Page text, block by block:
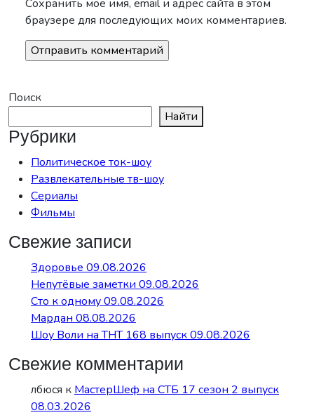
Сохранить моё имя, email и адрес сайта в этом
браузере для последующих моих комментариев.
Поиск
Найти
Рубрики
Политическое ток-шоу
Развлекательные тв-шоу
Сериалы
Фильмы
Свежие записи
Здоровье 09.08.2026
Непутёвые заметки 09.08.2026
Сто к одному 09.08.2026
Мардан 08.08.2026
Шоу Воли на ТНТ 168 выпуск 09.08.2026
Свежие комментарии
лбюся к МастерШеф на СТБ 17 сезон 2 выпуск
08.03.2026